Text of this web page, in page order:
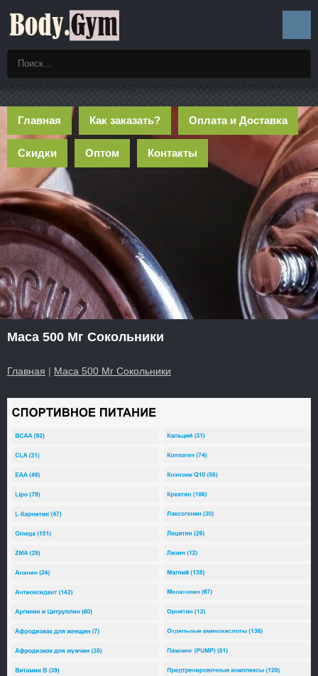
Главная Как заказать? Оплата и Доставка
Скидки Оптом Контакты
Maca 500 Мг Сокольники
Главная | Maca 500 Мг Сокольники